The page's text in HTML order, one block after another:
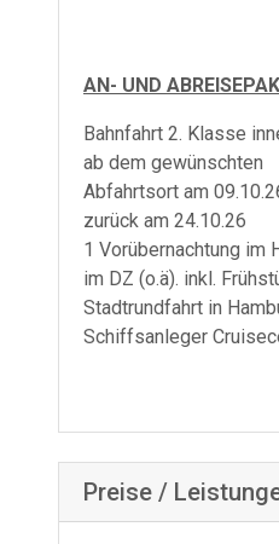
AN- UND
Bahnfahrt 2. Klasse
ab dem gewünschten
Abfahrtsort am
zurück am 24.10.26
1 Vorübernachtung im
im DZ (o.ä). inkl.
Stadtrundfahrt in
Schiffsanleger
Preise /